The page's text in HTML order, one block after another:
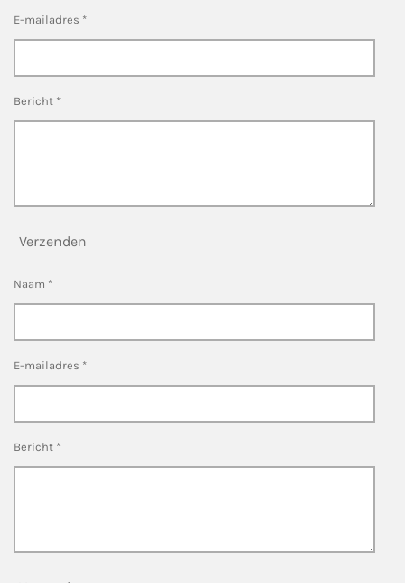
E-mailadres *
Bericht *
Verzenden
Naam *
E-mailadres *
Bericht *